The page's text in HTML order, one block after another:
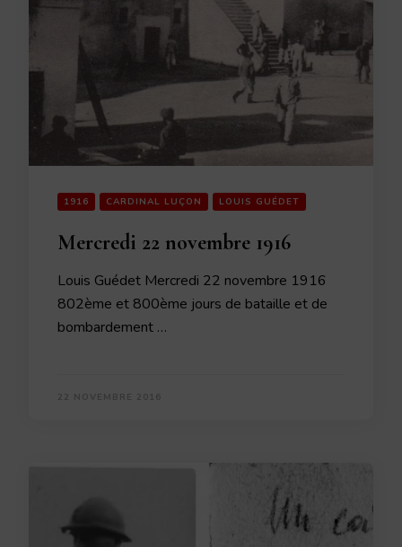
1916 CARDINAL LUÇON LOUIS GUÉDET
Mercredi 22 novembre 1916
Louis Guédet Mercredi 22 novembre 1916
802ème et 800ème jours de bataille et de
bombardement …